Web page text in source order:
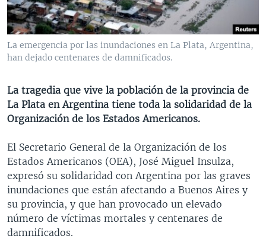
VENEZUELA
BRASIL
NICARAGUA
ECONOMÍA
ENTRETENIMIENTO Y CULTURA
TECNOLOGÍA
CIENCIA Y SALUD
MULTIMEDIA
VIDEOS
FOTOGRAFÍA
PROGRAMAS TV
EL MUNDO AL DÍA
VISIÓN 360
LAS CLAVES
RADIO
AUDIONOTICIAS
BUENOS DÍAS AMÉRICA
EL MUNDO AL DÍA [RADIO]
FORO [RADIO]
DEPORTIVO INTERNACIONAL
NOTA ECONÓMICA
DOCUMENTALES DE LA VOA
Learning English
SÍGANOS
Idiomas
La emergencia por las inundaciones en La Plata, Argentina,
han dejado centenares de damnificados.
La tragedia que vive la población de la provincia de
La Plata en Argentina tiene toda la solidaridad de la
Organización de los Estados Americanos.
El Secretario General de la Organización de los
Estados Americanos (OEA), José Miguel Insulza,
expresó su solidaridad con Argentina por las graves
inundaciones que están afectando a Buenos Aires y
su provincia, y que han provocado un elevado
número de víctimas mortales y centenares de
damnificados.